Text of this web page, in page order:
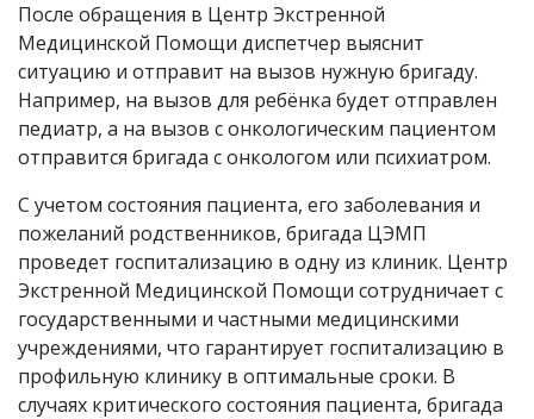
После обращения в Центр Экстренной
Медицинской Помощи диспетчер выяснит
ситуацию и отправит на вызов нужную бригаду.
Например, на вызов для ребёнка будет отправлен
педиатр, а на вызов с онкологическим пациентом
отправится бригада с онкологом или психиатром.
С учетом состояния пациента, его заболевания и
пожеланий родственников, бригада ЦЭМП
проведет госпитализацию в одну из клиник. Центр
Экстренной Медицинской Помощи сотрудничает с
государственными и частными медицинскими
учреждениями, что гарантирует госпитализацию в
профильную клинику в оптимальные сроки. В
случаях критического состояния пациента, бригада